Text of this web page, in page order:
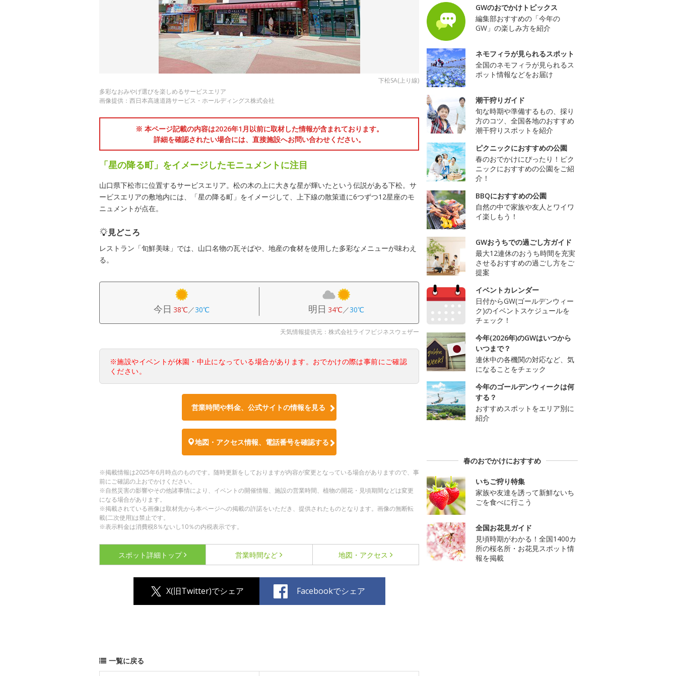
下松SA(上り線)
多彩なおみやげ選びを楽しめるサービスエリア
画像提供：西日本高速道路サービス・ホールディングス株式会社
※ 本ページ記載の内容は2026年1月以前に取材した情報が含まれております。
詳細を確認されたい場合には、直接施設へお問い合わせください。
「星の降る町」をイメージしたモニュメントに注目
山口県下松市に位置するサービスエリア。松の木の上に大きな星が輝いたという伝説がある下松。サ
ービスエリアの敷地内には、「星の降る町」をイメージして、上下線の散策道に6つずつ12星座のモ
ニュメントが点在。
見どころ
レストラン「旬鮮美味」では、山口名物の瓦そばや、地産の食材を使用した多彩なメニューが味わえ
る。
今日 38℃／30℃ 明日 34℃／30℃
天気情報提供元：株式会社ライフビジネスウェザー
※施設やイベントが休園・中止になっている場合があります。おでかけの際は事前にご確認
ください。
営業時間や料金、公式サイトの情報を見る
地図・アクセス情報、電話番号を確認する
※掲載情報は2025年6月時点のものです。随時更新をしておりますが内容が変更となっている場合がありますので、事
前にご確認の上おでかけください。
※自然災害の影響やその他諸事情により、イベントの開催情報、施設の営業時間、植物の開花・見頃期間などは変更
になる場合があります。
※掲載されている画像は取材先から本ページへの掲載の許諾をいただき、提供されたものとなります。画像の無断転
載(二次使用)は禁止です。
※表示料金は消費税8％ないし10％の内税表示です。
スポット詳細 トップ 営業時間など 地図・アクセス
X(旧Twitter)でシェア Facebookでシェア
一覧に戻る
GWのおでかけトピックス
編集部おすすめの「今年の
GW」の楽しみ方を紹介
ネモフィラが見られるスポット
全国のネモフィラが見られるス
ポット情報などをお届け
潮干狩りガイド
旬な時期や準備するもの、採り
方のコツ、全国各地のおすすめ
潮干狩りスポットを紹介
ピクニックにおすすめの公園
春のおでかけにぴったり！ピク
ニックにおすすめの公園をご紹
介！
BBQにおすすめの公園
自然の中で家族や友人とワイワ
イ楽しもう！
GWおうちでの過ごし方ガイド
最大12連休のおうち時間を充実
させるおすすめの過ごし方をご
提案
イベントカレンダー
日付からGW(ゴールデンウィー
ク)のイベントスケジュールを
チェック！
今年(2026年)のGWはいつから
いつまで？
連休中の各機関の対応など、気
になることをチェック
今年のゴールデンウィークは何
する？
おすすめスポットをエリア別に
紹介
春のおでかけにおすすめ
いちご狩り特集
家族や友達を誘って新鮮ないち
ごを食べに行こう
全国お花見ガイド
見頃時期がわかる！全国1400カ
所の桜名所・お花見スポット情
報を掲載